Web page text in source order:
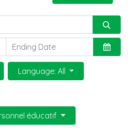
Language: All
éducatif